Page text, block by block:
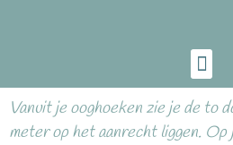
Vanuit je ooghoeken zie je de to
meter op het aanrecht liggen. Op